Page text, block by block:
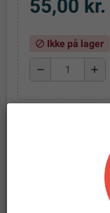
55,00 kr.
block Ikke på lager
remove add
Ikke på lager -